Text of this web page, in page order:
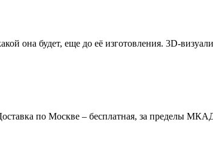
она будет, еще до её изготовления. 3D-
по Москве – бесплатная, за пределы